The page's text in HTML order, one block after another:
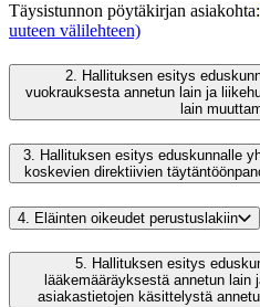
Täysistunnon pöytäkirjan asiakohta:
uuteen välilehteen)
2. Hallituksen esitys
vuokrauksesta annetun lain ja
lain
3.
Hallituksen esitys eduskunnalle
koskevien direktiivien
4. Eläinten oikeudet perustuslakiin
5. Hallituksen esitys
lääkemääräyksestä annetun lain
asiakastietojen käsittelystä